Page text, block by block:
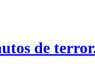
de